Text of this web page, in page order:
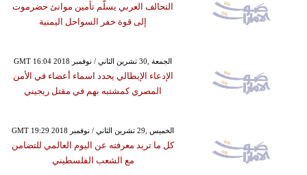
التحالف العربي يسلّم تأمين موانئ حضرموت
إلى قوة خفر السواحل اليمنية
GMT 16:04 2018 الجمعة ,30 تشرين الثاني / نوفمبر
الإدعاء الإيطالي يحدد اسماء أعضاء في الأمن
المصري كمشتبه بهم في مقتل ريجيني
GMT 19:29 2018 الخميس ,29 تشرين الثاني / نوفمبر
كل ما تريد معرفته عن اليوم العالمي للتضامن
مع الشعب الفلسطيني